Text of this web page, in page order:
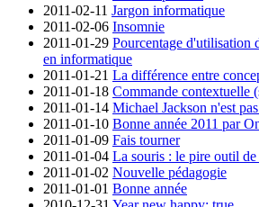
2011-02-11 Jargon informatique
2011-02-06 Insomnie
2011-01-29 Pourcentage d'utilisation
en informatique
2011-01-21 La différence entre
2011-01-18 Commande contextuelle
2011-01-14 Michael Jackson n'est
2011-01-10 Bonne année 2011 par
2011-01-09 Fais tourner
2011-01-04 La souris : le pire outil
2011-01-02 Nouvelle pédagogie
2011-01-01 Bonne année